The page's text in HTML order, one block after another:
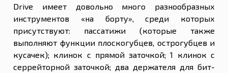
Drive имеет довольно много разнообразных
инструментов «на борту», среди которых
присутствуют: пассатижи (которые также
выполняют функции плоскогубцев, острогубцев и
кусачек); клинок с прямой заточкой; 1 клинок с
серрейторной заточкой; два держателя для бит-